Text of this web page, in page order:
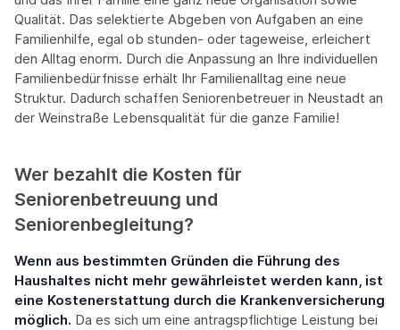
Qualität. Das selektierte Abgeben von Aufgaben an eine
Familienhilfe, egal ob stunden- oder tageweise, erleichert
den Alltag enorm. Durch die Anpassung an Ihre individuellen
Familienbedürfnisse erhält Ihr Familienalltag eine neue
Struktur. Dadurch schaffen Seniorenbetreuer in Neustadt an
der Weinstraße Lebensqualität für die ganze Familie!
Wer bezahlt die Kosten für
Seniorenbetreuung und
Seniorenbegleitung?
Wenn aus bestimmten Gründen die Führung des
Haushaltes nicht mehr gewährleistet werden kann, ist
eine Kostenerstattung durch die Krankenversicherung
möglich. Da es sich um eine antragspflichtige Leistung bei